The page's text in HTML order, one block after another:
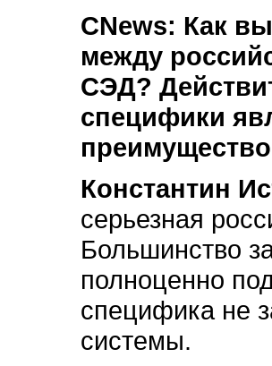
CNews: Как
между
СЭД?
специфики
Константин
серьезная
Большинство
полноценно
специфика не
системы.